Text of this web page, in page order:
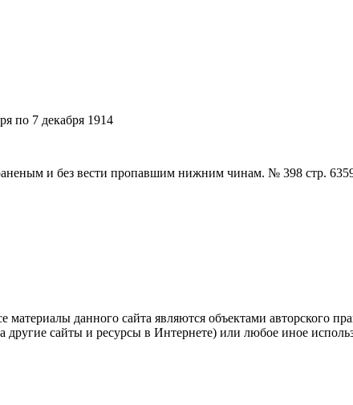
по 7 декабря 1914
и без вести пропавшим нижним чинам. № 398 стр.
данного сайта являются объектами авторского
другие сайты и ресурсы в Интернете) или любое иное